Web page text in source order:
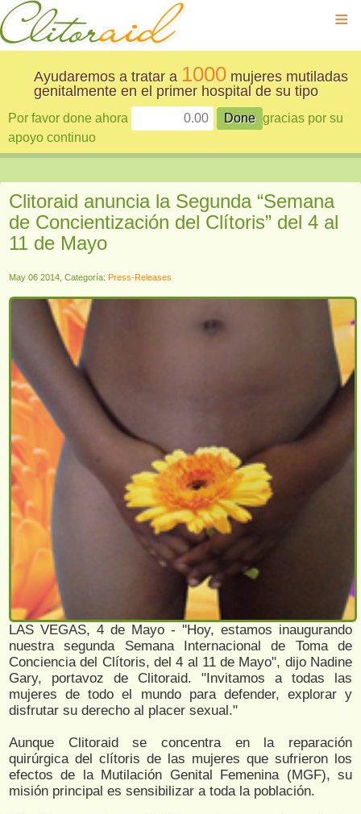
≡
Ayudaremos a tratar a 1000mujeres mutiladas
genitalmente en el primer hospital de su tipo
Por favor done ahora
gracias por su
apoyo continuo
Clitoraid anuncia la Segunda “Semana
de Concientización del Clítoris” del 4 al
11 de Mayo
May 06 2014, Categoría: Press-Releases
LAS VEGAS, 4 de Mayo - ''Hoy, estamos inaugurando
nuestra segunda Semana Internacional de Toma de
Conciencia del Clítoris, del 4 al 11 de Mayo", dijo Nadine
Gary, portavoz de Clitoraid. "Invitamos a todas las
mujeres de todo el mundo para defender, explorar y
disfrutar su derecho al placer sexual."
Aunque Clitoraid se concentra en la reparación
quirúrgica del clítoris de las mujeres que sufrieron los
efectos de la Mutilación Genital Femenina (MGF), su
misión principal es sensibilizar a toda la población.